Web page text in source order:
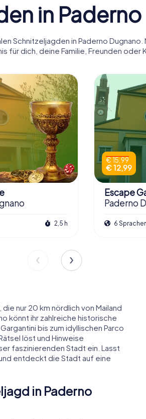
in
Schnitzeljagden in Paderno Dugnano.
für dich, deine Familie, Freunden oder
2,5 h
€ 15,99
€ 12,99
Escape
Paderno
6
nur 20 km nördlich von Mailand
könnt ihr zahlreiche historische
bis zum idyllischen Parco
löst und Hinweise
faszinierenden Stadt ein. Lasst
entdeckt die Stadt auf eine
in Paderno